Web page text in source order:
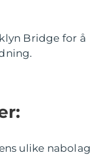
Bridge for å
ulike nabolag